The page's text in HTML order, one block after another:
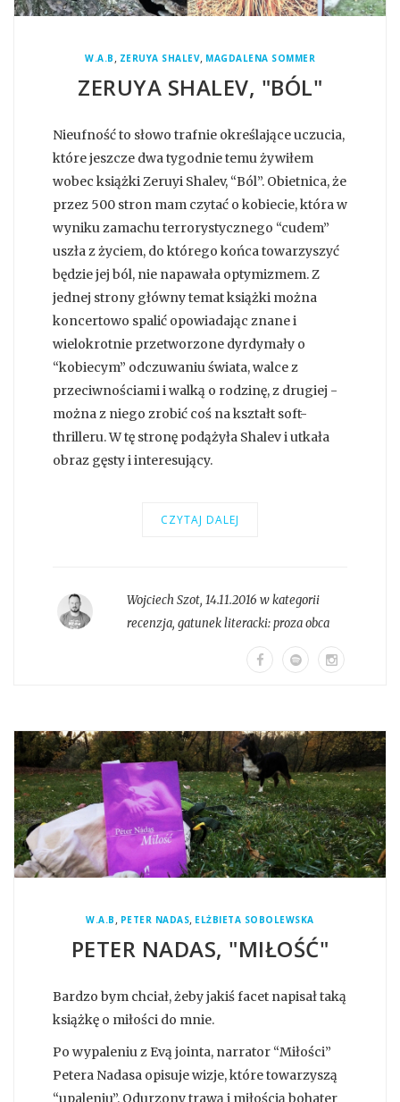
W.A.B , ZERUYA SHALEV, MAGDALENA SOMMER
ZERUYA SHALEV, "BÓL"
Nieufność to słowo trafnie określające uczucia,
które jeszcze dwa tygodnie temu żywiłem
wobec książki Zeruyi Shalev, “Ból”. Obietnica, że
przez 500 stron mam czytać o kobiecie, która w
wyniku zamachu terrorystycznego “cudem”
uszła z życiem, do którego końca towarzyszyć
będzie jej ból, nie napawała optymizmem. Z
jednej strony główny temat książki można
koncertowo spalić opowiadając znane i
wielokrotnie przetworzone dyrdymały o
“kobiecym” odczuwaniu świata, walce z
przeciwnościami i walką o rodzinę, z drugiej -
można z niego zrobić coś na kształt soft-
thrilleru. W tę stronę podążyła Shalev i utkała
obraz gęsty i interesujący.
CZYTAJ DALEJ
Wojciech Szot, 14.11.2016 w kategorii
recenzja, gatunek literacki:proza obca
W.A.B, PETER NADAS, ELŻBIETA SOBOLEWSKA
PETER NADAS, "MIŁOŚĆ"
Bardzo bym chciał, żeby jakiś facet napisał taką
książkę o miłości do mnie.
Po wypaleniu z Evą jointa, narrator “Miłości”
Petera Nadasa opisuje wizje, które towarzyszą